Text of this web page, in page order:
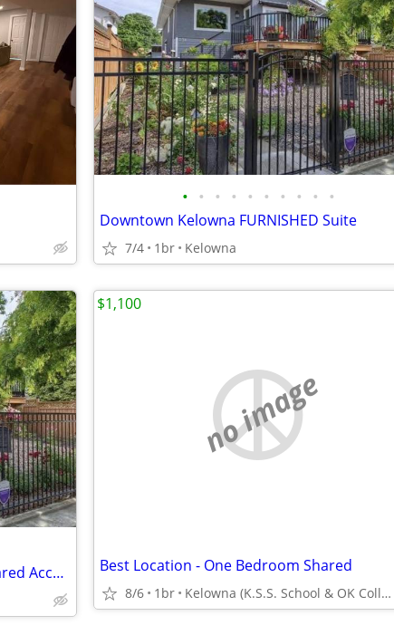
• • • • • • • • • •
Downtown Kelowna FURNISHED Suite
7/4 1br Kelowna
FURNISHED Downtown Kelowna Shared Accommodation (utilities included)
no image
Best Location - One Bedroom Shared
8/6 1br Kelowna (K.S.S. School & OK College)
$1,100